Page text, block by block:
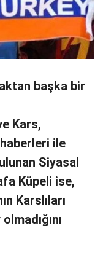
başka bir
Kars,
ile
Siyasal
Küpeli ise,
Karslıları